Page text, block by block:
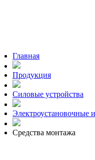
Главная
Продукция
Силовые устройства
Электроустановочные
Средства монтажа